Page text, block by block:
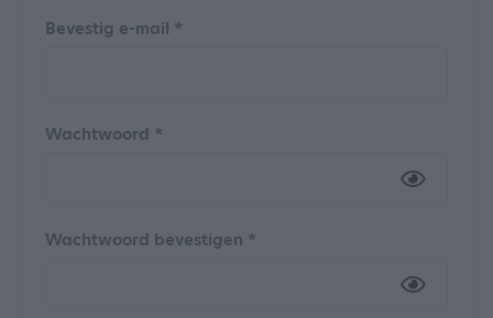
Bevestig e-mail *
Wachtwoord *
Wachtwoord bevestigen *